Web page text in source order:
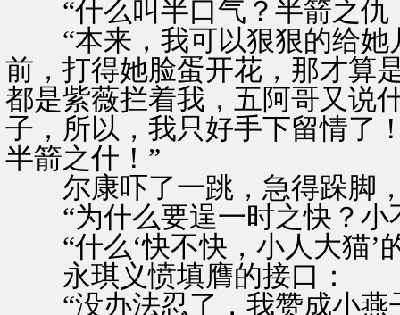
“什么叫半口气？半箭之仇
“本来，我可以狠狠的给她
前，打得她脸蛋开花，那才算
都是紫薇拦着我，五阿哥又说
子，所以，我只好手下留情了
半箭之什！”
尔康吓了一跳，急得跺脚
“为什么要逞一时之快？小
“什么‘快不快，小人大猫’
永琪义愤填膺的接口：
“没办法忍了，我赞成小燕